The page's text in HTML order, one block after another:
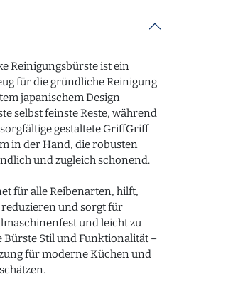
Reinigungsbürste ist ein
für die gründliche Reinigung
japanischem Design
selbst feinste Reste, während
gestaltete GriffGriff
in der Hand, die robusten
und zugleich schonend.
für alle Reibenarten, hilft,
und sorgt für
und leicht zu
Bürste Stil und Funktionalität –
für moderne Küchen und